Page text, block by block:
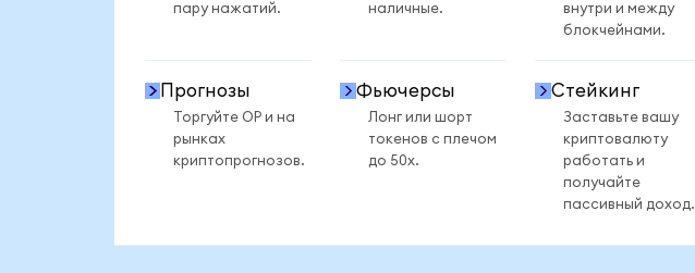
пару нажатий.
наличные.
внутри и между
блокчейнами.
Прогнозы
Торгуйте OP и на
рынках
криптопрогнозов.
Фьючерсы
Лонг или шорт
токенов с плечом
до 50x.
Стейкинг
Заставьте вашу
криптовалюту
работать и
получайте
пассивный доход.